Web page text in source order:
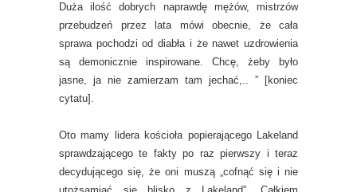
Duża ilość dobrych naprawdę mężów, mistrzów
przebudzeń przez lata mówi obecnie, że cała
sprawa pochodzi od diabła i że nawet uzdrowienia
są demonicznie inspirowane. Chcę, żeby było
jasne, ja nie zamierzam tam jechać,.. ” [koniec
cytatu].
Oto mamy lidera kościoła popierającego Lakeland
sprawdzającego te fakty po raz pierwszy i teraz
decydującego się, że oni muszą „cofnąć się i nie